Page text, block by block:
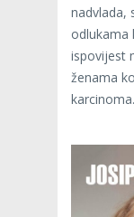
nadvlada,
odlukama
ispovijest
ženama
karcinoma.